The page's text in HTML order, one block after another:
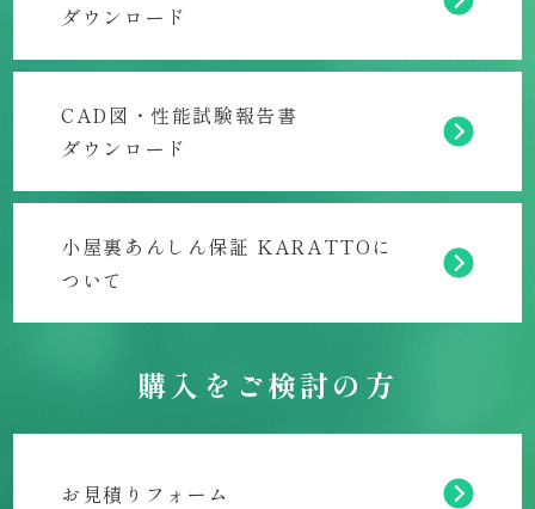
ダウンロード
CAD図・性能試験報告書
ダウンロード
小屋裏あんしん保証 KARATTOに
ついて
購入をご検討の方
お見積りフォーム